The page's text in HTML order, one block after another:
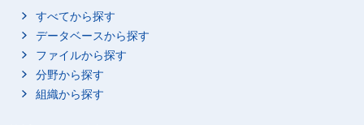
すべてから探す
データベースから探す
ファイルから探す
分野から探す
組織から探す